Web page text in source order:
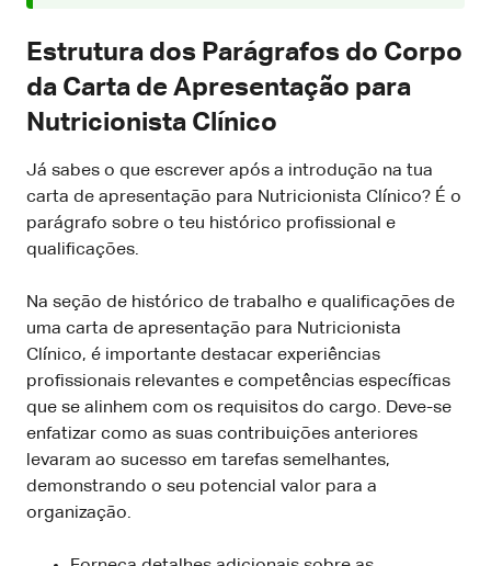
Estrutura dos Parágrafos do Corpo
da Carta de Apresentação para
Nutricionista Clínico
Já sabes o que escrever após a introdução na tua
carta de apresentação para Nutricionista Clínico? É o
parágrafo sobre o teu histórico profissional e
qualificações.
Na seção de histórico de trabalho e qualificações de
uma carta de apresentação para Nutricionista
Clínico, é importante destacar experiências
profissionais relevantes e competências específicas
que se alinhem com os requisitos do cargo. Deve-se
enfatizar como as suas contribuições anteriores
levaram ao sucesso em tarefas semelhantes,
demonstrando o seu potencial valor para a
organização.